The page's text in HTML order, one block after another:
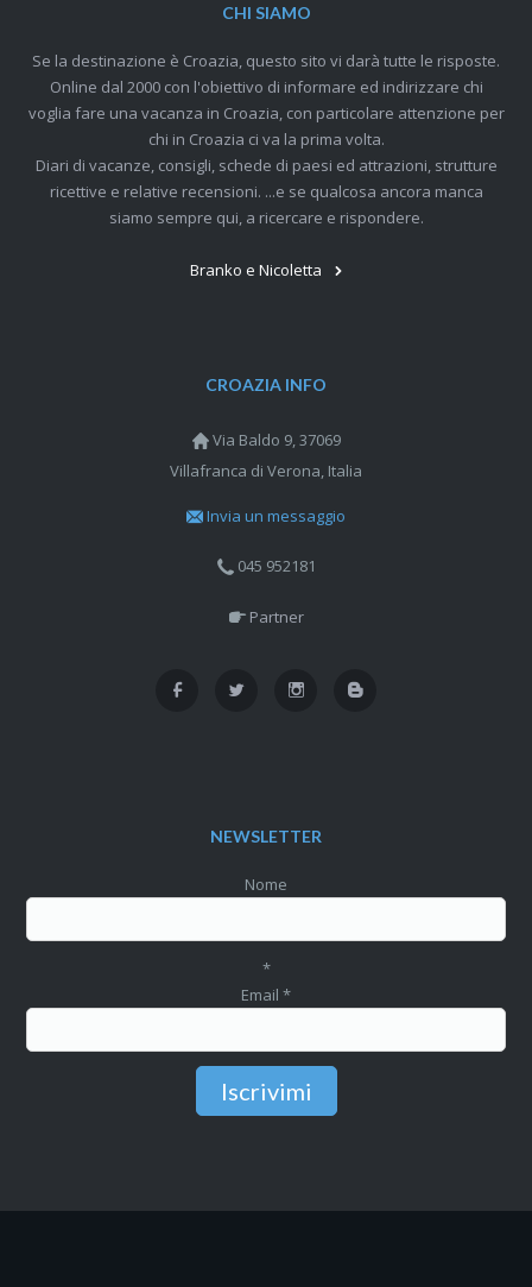
CHI SIAMO
Se la destinazione è Croazia, questo sito vi darà tutte le risposte.
Online dal 2000 con l'obiettivo di informare ed indirizzare chi
voglia fare una vacanza in Croazia, con particolare attenzione per
chi in Croazia ci va la prima volta.
Diari di vacanze, consigli, schede di paesi ed attrazioni, strutture
ricettive e relative recensioni. ...e se qualcosa ancora manca
siamo sempre qui, a ricercare e rispondere.
Branko e Nicoletta
CROAZIA INFO
Via Baldo 9, 37069
Villafranca di Verona, Italia
Invia un messaggio
045 952181
Partner
NEWSLETTER
Nome
*
Email *